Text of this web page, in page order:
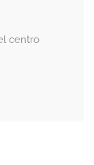
centro